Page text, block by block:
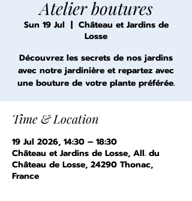
Atelier boutures
Sun 19 Jul
  |
Château et Jardins de
Losse
Découvrez les secrets de nos jardins
avec notre jardinière et repartez avec
une bouture de votre plante préférée.
Time & Location
19 Jul 2026, 14:30 – 18:30
Château et Jardins de Losse, All. du
Château de Losse, 24290 Thonac,
France